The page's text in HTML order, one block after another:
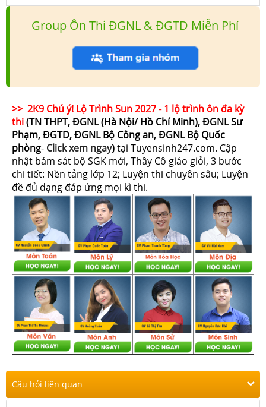
Group Ôn Thi ĐGNL & ĐGTD Miễn Phí
>> 2K9 Chú ý! Lộ Trình Sun 2027 - 1 lộ trình ôn đa kỳ
thi(TN THPT, ĐGNL (Hà Nội/ Hồ Chí Minh), ĐGNL Sư
Phạm, ĐGTD, ĐGNL Bộ Công an, ĐGNL Bộ Quốc
phòng- Click xem ngay)tại Tuyensinh247.com. Cập
nhật bám sát bộ SGK mới, Thầy Cô giáo giỏi, 3 bước
chi tiết: Nền tảng lớp 12; Luyện thi chuyên sâu; Luyện
đề đủ dạng đáp ứng mọi kì thi.
Câu hỏi liên quan